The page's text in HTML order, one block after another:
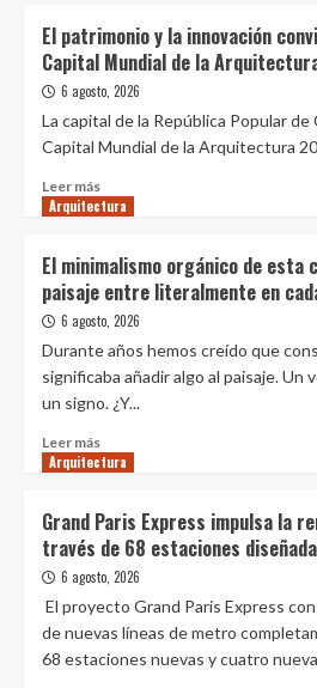
El patrimonio y la innovación
Capital Mundial de la
6 agosto, 2026
La capital de la República Popular de
Capital Mundial de la Arquitectura
Leer más
más
patrimonio
y
la
innovación
a
Beijing
Capital
Mundial
la
Arquitectura
2029
Arquitectura
El minimalismo orgánico de esta
paisaje entre literalmente en
6 agosto, 2026
Durante años hemos creído que
significaba añadir algo al paisaje. Un
un signo. ¿Y...
Leer más
más
minimalismo
orgánico
de
esta
hace
que
Arquitectura
Grand Paris Express impulsa la
través de 68 estaciones
6 agosto, 2026
El proyecto Grand Paris Express
de nuevas líneas de metro
68 estaciones nuevas y cuatro